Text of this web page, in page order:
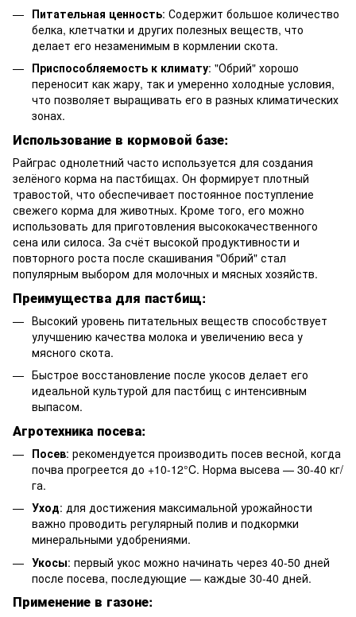
Питательная ценность: Содержит большое количество
белка, клетчатки и других полезных веществ, что
делает его незаменимым в кормлении скота.
Приспособляемость к климату: "Обрий" хорошо
переносит как жару, так и умеренно холодные условия,
что позволяет выращивать его в разных климатических
зонах.
Использование в кормовой базе:
Райграс однолетний часто используется для создания
зелёного корма на пастбищах. Он формирует плотный
травостой, что обеспечивает постоянное поступление
свежего корма для животных. Кроме того, его можно
использовать для приготовления высококачественного
сена или силоса. За счёт высокой продуктивности и
повторного роста после скашивания "Обрий" стал
популярным выбором для молочных и мясных хозяйств.
Преимущества для пастбищ:
Высокий уровень питательных веществ способствует
улучшению качества молока и увеличению веса у
мясного скота.
Быстрое восстановление после укосов делает его
идеальной культурой для пастбищ с интенсивным
выпасом.
Агротехника посева:
Посев: рекомендуется производить посев весной, когда
почва прогреется до +10-12°C. Норма высева — 30-40 кг/
га.
Уход: для достижения максимальной урожайности
важно проводить регулярный полив и подкормки
минеральными удобрениями.
Укосы: первый укос можно начинать через 40-50 дней
после посева, последующие — каждые 30-40 дней.
Применение в газоне: